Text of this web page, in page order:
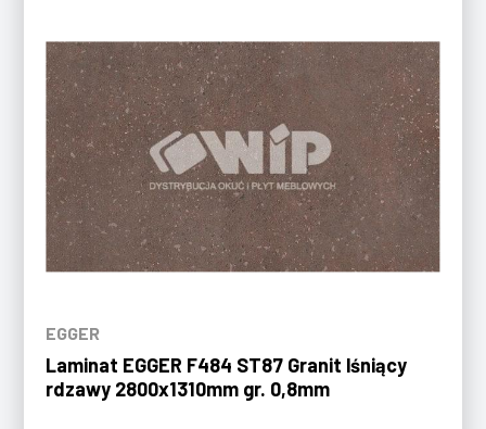
EGGER
Laminat EGGER F484 ST87 Granit lśniący
rdzawy 2800x1310mm gr. 0,8mm